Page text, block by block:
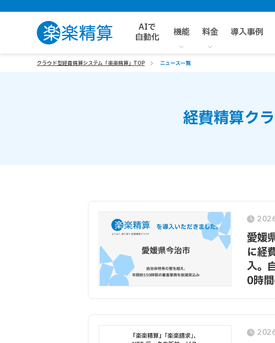
AIで
自動化
機能 料金 導入事例
クラウド型経費精算システム「楽楽精算」TOP ニュース一覧
経費精算ク
愛媛
に経
入。
0時